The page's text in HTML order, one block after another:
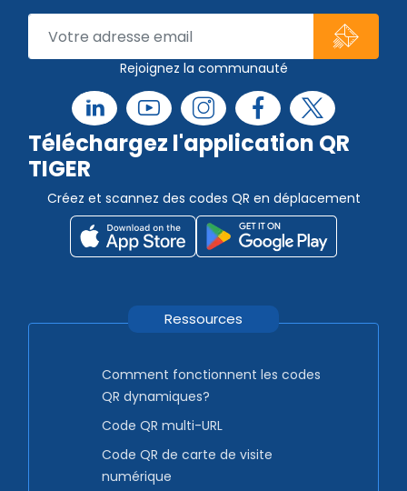
Rejoignez la communauté
Téléchargez l'application QR
TIGER
Créez et scannez des codes QR en déplacement
Ressources
Comment fonctionnent les codes
QR dynamiques?
Code QR multi-URL
Code QR de carte de visite
numérique